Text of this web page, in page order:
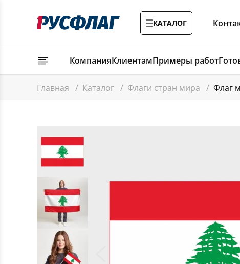
КАТАЛОГ
КомпанияКлиентамПримеры работ
Главная / Каталог / Флаги стран мира / Флаг